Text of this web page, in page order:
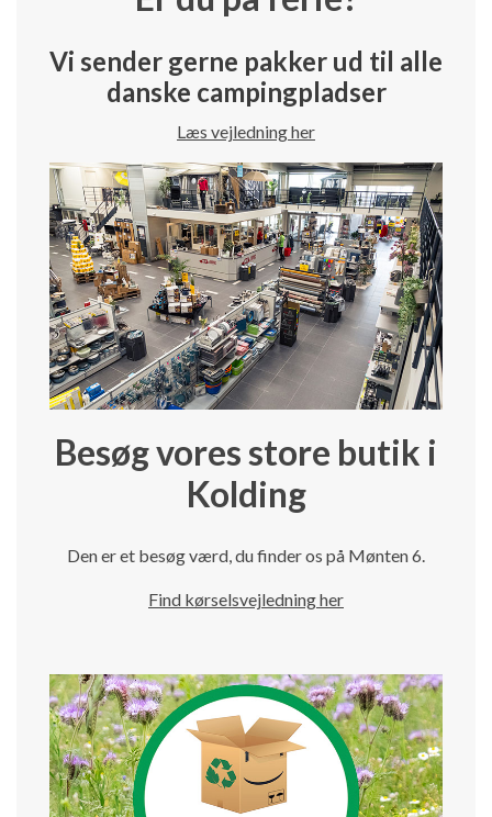
Vi sender gerne pakker ud til alle
danske campingpladser
Læs vejledning her
Besøg vores store butik i
Kolding
Den er et besøg værd, du finder os på Mønten 6.
Find kørselsvejledning her